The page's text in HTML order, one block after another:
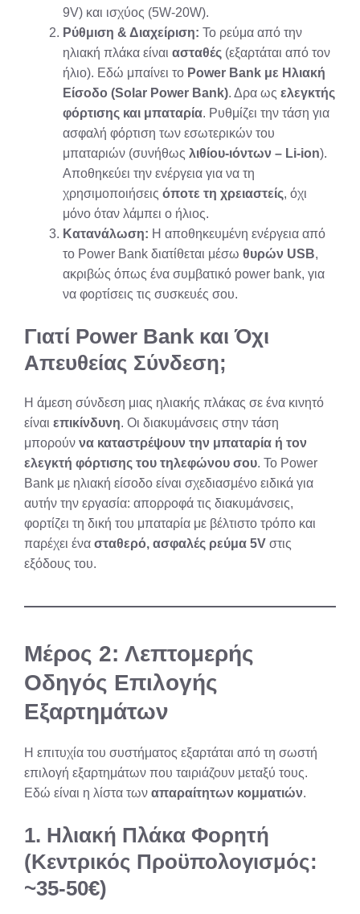
9V) και ισχύος (5W-20W).
Ρύθμιση & Διαχείριση: Το ρεύμα από την
ηλιακή πλάκα είναι ασταθές (εξαρτάται από τον
ήλιο). Εδώ μπαίνει το Power Bank με Ηλιακή
Είσοδο (Solar Power Bank). Δρα ως ελεγκτής
φόρτισης και μπαταρία. Ρυθμίζει την τάση για
ασφαλή φόρτιση των εσωτερικών του
μπαταριών (συνήθως λιθίου-ιόντων – Li-ion).
Αποθηκεύει την ενέργεια για να τη
χρησιμοποιήσεις όποτε τη χρειαστείς, όχι
μόνο όταν λάμπει ο ήλιος.
Κατανάλωση: Η αποθηκευμένη ενέργεια από
το Power Bank διατίθεται μέσω θυρών USB,
ακριβώς όπως ένα συμβατικό power bank, για
να φορτίσεις τις συσκευές σου.
Γιατί Power Bank και Όχι
Απευθείας Σύνδεση;
Η άμεση σύνδεση μιας ηλιακής πλάκας σε ένα κινητό
είναι επικίνδυνη. Οι διακυμάνσεις στην τάση
μπορούν να καταστρέψουν την μπαταρία ή τον
ελεγκτή φόρτισης του τηλεφώνου σου. Το Power
Bank με ηλιακή είσοδο είναι σχεδιασμένο ειδικά για
αυτήν την εργασία: απορροφά τις διακυμάνσεις,
φορτίζει τη δική του μπαταρία με βέλτιστο τρόπο και
παρέχει ένα σταθερό, ασφαλές ρεύμα 5V στις
εξόδους του.
Μέρος 2: Λεπτομερής
Οδηγός Επιλογής
Εξαρτημάτων
Η επιτυχία του συστήματος εξαρτάται από τη σωστή
επιλογή εξαρτημάτων που ταιριάζουν μεταξύ τους.
Εδώ είναι η λίστα των απαραίτητων κομματιών.
1. Ηλιακή Πλάκα Φορητή
(Κεντρικός Προϋπολογισμός:
~35-50€)